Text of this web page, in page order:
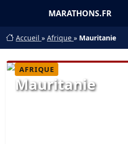
MARATHONS.FR
Accueil » Afrique » Mauritanie
AFRIQUE
Mauritanie